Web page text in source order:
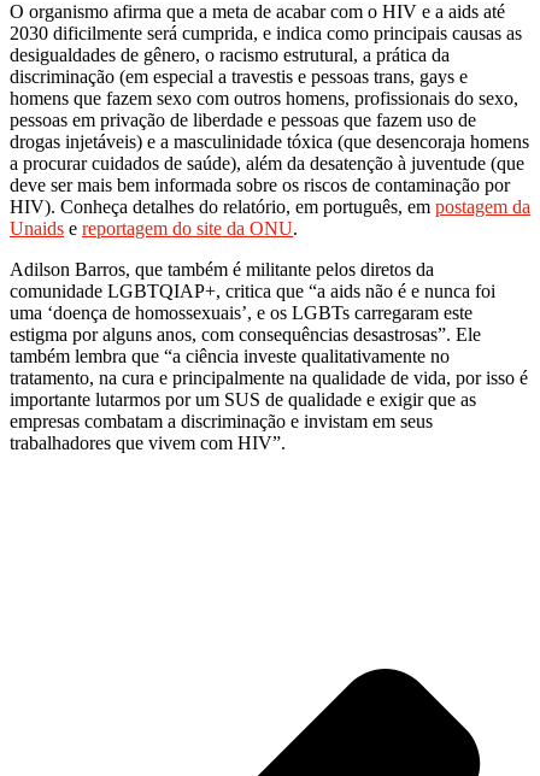
O organismo afirma que a meta de acabar com o HIV e a aids até
2030 dificilmente será cumprida, e indica como principais causas as
desigualdades de gênero, o racismo estrutural, a prática da
discriminação (em especial a travestis e pessoas trans, gays e
homens que fazem sexo com outros homens, profissionais do sexo,
pessoas em privação de liberdade e pessoas que fazem uso de
drogas injetáveis) e a masculinidade tóxica (que desencoraja homens
a procurar cuidados de saúde), além da desatenção à juventude (que
deve ser mais bem informada sobre os riscos de contaminação por
HIV). Conheça detalhes do relatório, em português, em postagem da
Unaids e reportagem do site da ONU.
Adilson Barros, que também é militante pelos diretos da
comunidade LGBTQIAP+, critica que “a aids não é e nunca foi
uma ‘doença de homossexuais’, e os LGBTs carregaram este
estigma por alguns anos, com consequências desastrosas”. Ele
também lembra que “a ciência investe qualitativamente no
tratamento, na cura e principalmente na qualidade de vida, por isso é
importante lutarmos por um SUS de qualidade e exigir que as
empresas combatam a discriminação e invistam em seus
trabalhadores que vivem com HIV”.